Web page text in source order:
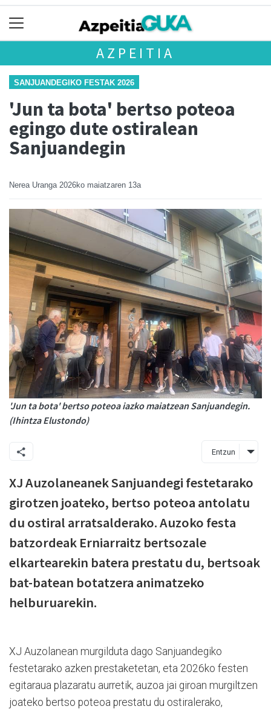
AZPEITIA
SANJUANDEGIKO FESTAK 2026
'Jun ta bota' bertso poteoa
egingo dute ostiralean
Sanjuandegin
Nerea Uranga 2026ko maiatzaren 13a
'Jun ta bota' bertso poteoa iazko maiatzean Sanjuandegin.
(Ihintza Elustondo)
Entzun
XJ Auzolaneanek Sanjuandegi festetarako
girotzen joateko, bertso poteoa antolatu
du ostiral arratsalderako. Auzoko festa
batzordeak Erniarraitz bertsozale
elkartearekin batera prestatu du, bertsoak
bat-batean botatzera animatzeko
helburuarekin.
XJ Auzolanean murgilduta dago Sanjuandegiko
festetarako azken prestaketetan, eta 2026ko festen
egitaraua plazaratu aurretik, auzoa jai giroan murgiltzen
joateko bertso poteoa prestatu du ostiralerako,